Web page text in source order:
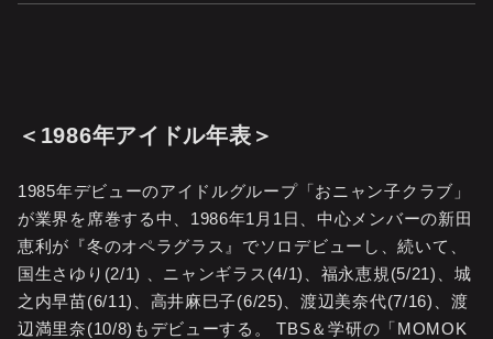
＜1986年アイドル年表＞
1985年デビューのアイドルグループ「おニャン子クラブ」
が業界を席巻する中、1986年1月1日、中心メンバーの新田
恵利が『冬のオペラグラス』でソロデビューし、続いて、
国生さゆり(2/1) 、ニャンギラス(4/1)、福永恵規(5/21)、城
之内早苗(6/11)、高井麻巳子(6/25)、渡辺美奈代(7/16)、渡
辺満里奈(10/8)もデビューする。 TBS＆学研の「MOMOK